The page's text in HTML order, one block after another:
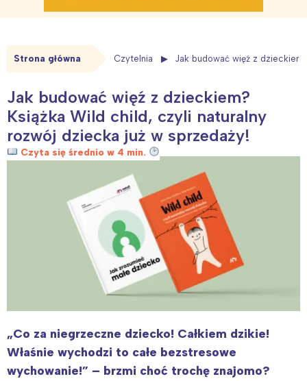
Strona główna Czytelnia Jak budować więź z
Jak budować więź z dzieckiem?
Książka Wild child, czyli naturalny
rozwój dziecka już w sprzedaży!
Czyta się średnio w 4 min.
„Co za niegrzeczne dziecko! Całkiem dzikie!
Właśnie wychodzi to całe bezstresowe
wychowanie!” – brzmi choć trochę znajomo?